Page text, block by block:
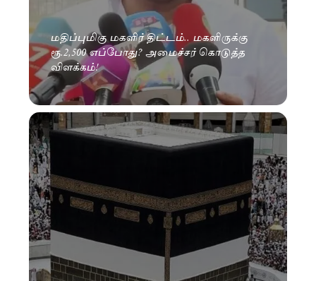
மதிப்புமிகு மகளிர் திட்டம்.. மகளிருக்கு
ரூ.2,500 எப்போது? அமைச்சர் கொடுத்த
விளக்கம்!